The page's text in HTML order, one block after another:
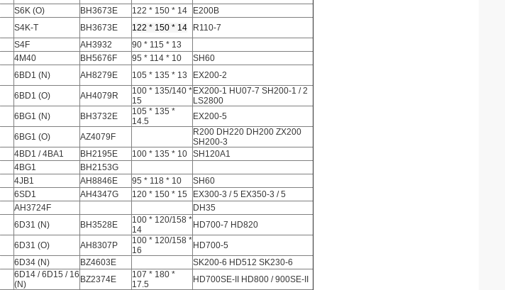
S6K (O)
BH3673E 122 * 150 * 14
E200B
S4K-T BH3673E 122 * 150 * 14
R110-7
S4F AH3932
90 * 115 * 13
4M40 BH5676F 95 * 114 * 10
SH60
6BD1 (N) AH8279E 105 * 135 * 13 EX200-2
6BD1 (O) AH4079R
100 * 135/140 *
15
EX200-1 HU07-7 SH200-1 / 2
LS2800
6BG1 (N) BH3732E
105 * 135 *
14.5
EX200-5
6BG1 (O) AZ4079F
R200 DH220 DH200 ZX200
SH200-3
4BD1 / 4BA1
BH2195E 100 * 135 * 10 SH120A1
4BG1
BH2153G
4JB1 AH8846E 95 * 118 * 10
SH60
6SD1 AH4347G 120 * 150 * 15
EX300-3 / 5 EX350-3 / 5
AH3724F
DH35
6D31 (N) BH3528E
100 * 120/158 *
14
HD700-7 HD820
6D31 (O) AH8307P
100 * 120/158 *
16
HD700-5
6D34 (N) BZ4603E
SK200-6 HD512 SK230-6
6D14 / 6D15 / 16
(N)
BZ2374E
107 * 180 *
17.5
HD700SE-II HD800 / 900SE-II